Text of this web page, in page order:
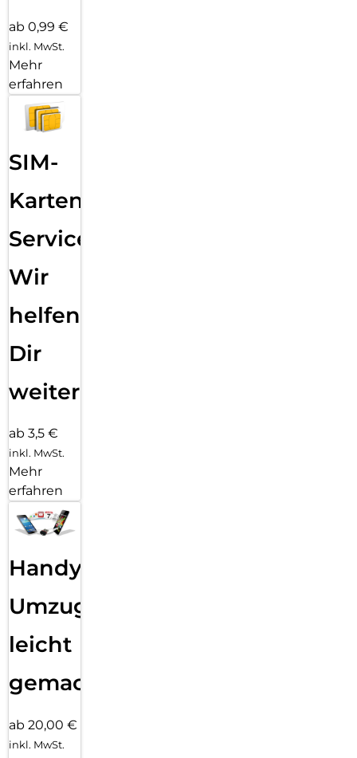
ab 0,99 €
inkl. MwSt.
Mehr
erfahren
SIM-
Karten
Service:
Wir
helfen
Dir
weiter
ab 3,5 €
inkl. MwSt.
Mehr
erfahren
Handy
Umzug
leicht
gemacht!
ab 20,00 €
inkl. MwSt.